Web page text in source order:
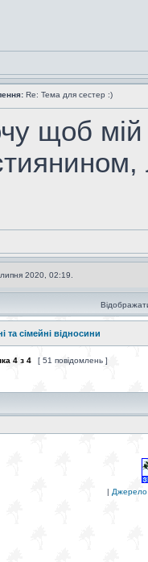
Re: Тема для сестер :)
щоб мій
2020, 02:19.
та сімейні відносини
4 з 4 [ 51 повідомлень ]
| Джерело